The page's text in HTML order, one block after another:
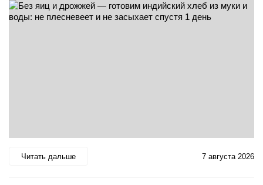
Читать дальше 7 августа 2026